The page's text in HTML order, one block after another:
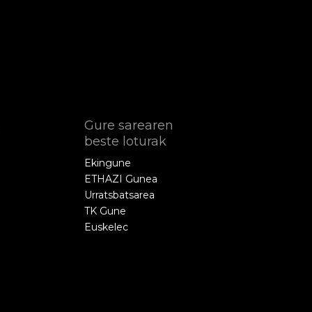
Gure sarearen
beste loturak
Ekingune
ETHAZI Gunea
Urratsbatsarea
TK Gune
Euskelec